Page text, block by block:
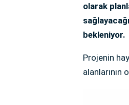
olarak
bekleniyor.
Projenin
alanlarının